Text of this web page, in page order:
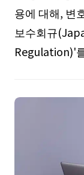
용에 대해, 변
보수회규
Regulation)'